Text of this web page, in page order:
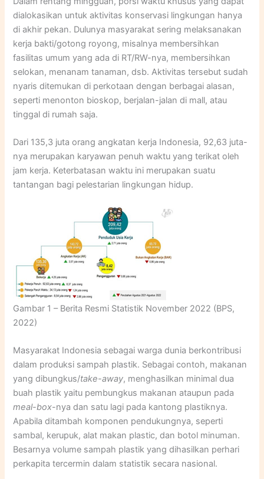
dialokasikan untuk aktivitas konservasi lingkungan hanya
di akhir pekan. Dulunya masyarakat sering melaksanakan
kerja bakti/gotong royong, misalnya membersihkan
fasilitas umum yang ada di RT/RW-nya, membersihkan
selokan, menanam tanaman, dsb. Aktivitas tersebut sudah
nyaris ditemukan di perkotaan dengan berbagai alasan,
seperti menonton bioskop, berjalan-jalan di mall, atau
tinggal di rumah saja.
Dari 135,3 juta orang angkatan kerja Indonesia, 92,63 juta-
nya merupakan karyawan penuh waktu yang terikat oleh
jam kerja. Keterbatasan waktu ini merupakan suatu
tantangan bagi pelestarian lingkungan hidup.
Gambar 1 – Berita Resmi Statistik November 2022 (BPS,
2022)
Masyarakat Indonesia sebagai warga dunia berkontribusi
dalam produksi sampah plastik. Sebagai contoh, makanan
yang dibungkus/take-away, menghasilkan minimal dua
buah plastik yaitu pembungkus makanan ataupun pada
meal-box-nya dan satu lagi pada kantong plastiknya.
Apabila ditambah komponen pendukungnya, seperti
sambal, kerupuk, alat makan plastic, dan botol minuman.
Besarnya volume sampah plastik yang dihasilkan perhari
perkapita tercermin dalam statistik secara nasional.